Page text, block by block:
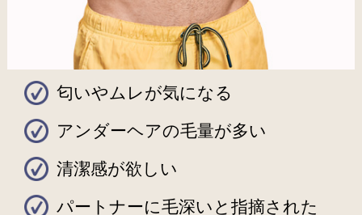
匂いやムレが気になる
アンダーヘアの毛量が多い
清潔感が欲しい
パートナーに毛深いと指摘された